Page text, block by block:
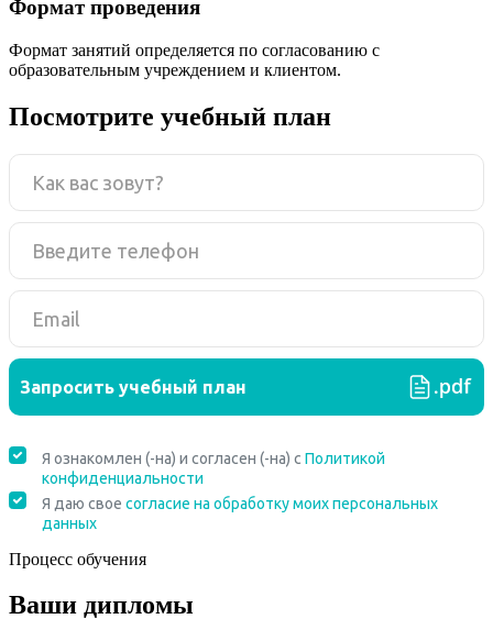
Формат проведения
Формат занятий определяется по согласованию с
образовательным учреждением и клиентом.
Посмотрите учебный план
Процесс обучения
Ваши дипломы